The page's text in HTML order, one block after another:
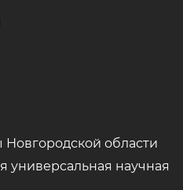
Новгородской области
универсальная научная